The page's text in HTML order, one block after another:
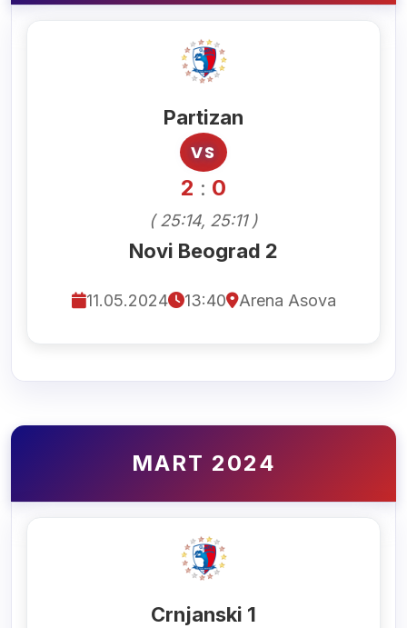
Partizan
VS
2 : 0
Novi Beograd 2
( 25:14, 25:11 )
11.05.2024 13:40 Arena Asova
MART 2024
Crnjanski 1